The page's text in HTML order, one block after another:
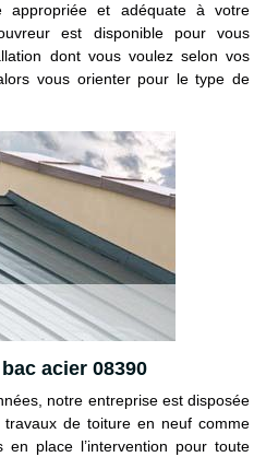
appropriée et adéquate à votre
est disponible pour vous
dont vous voulez selon vos
vous orienter pour le type de
acier 08390
notre entreprise est disposée
de toiture en neuf comme
place l’intervention pour toute